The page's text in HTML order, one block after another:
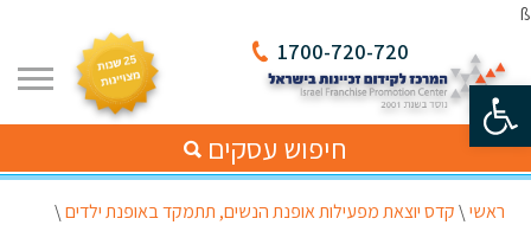
פתח סרגל נגישות
ß
1700-720-720
חיפוש עסקים
ראשי\קדס יוצאת מפעילות אופנת הנשים, תתמקד באופנת ילדים\